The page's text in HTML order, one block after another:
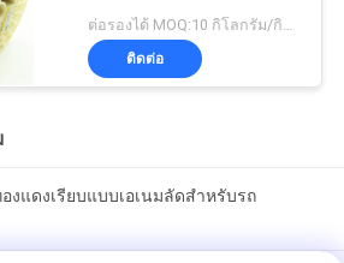
ติดต่อ
งแดงเรียบแบบเอเนมลัดสําหรับรถ